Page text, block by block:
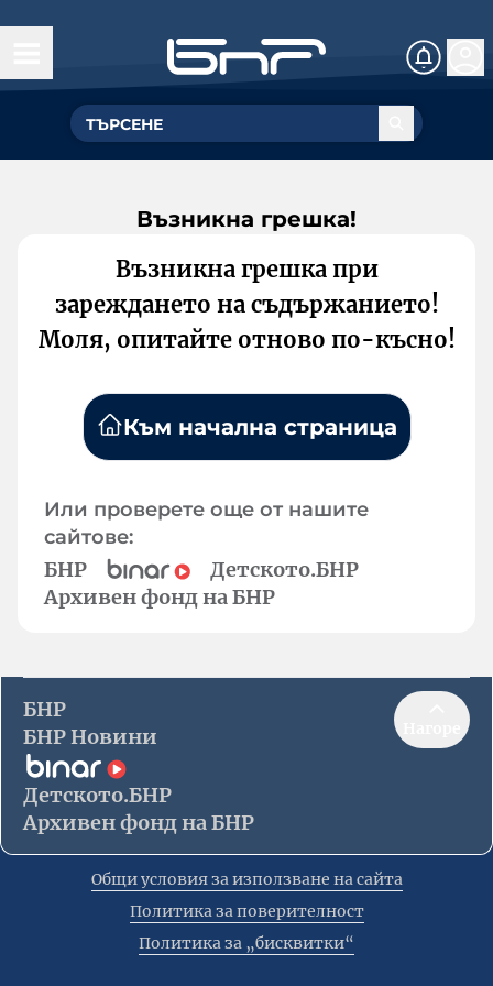
Възникна грешка!
Възникна грешка при
зареждането на съдържанието!
Моля, опитайте отново по-късно!
Към начална страница
Или проверете още от нашите
сайтове:
БНР
Детското.БНР
Архивен фонд на БНР
БНР
БНР Новини
Детското.БНР
Архивен фонд на БНР
Общи условия за използване на сайта
Политика за поверителност
Политика за „бисквитки“